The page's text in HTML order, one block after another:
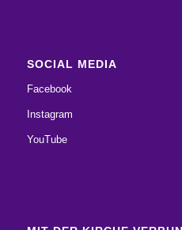
SOCIAL MEDIA
Facebook
Instagram
YouTube